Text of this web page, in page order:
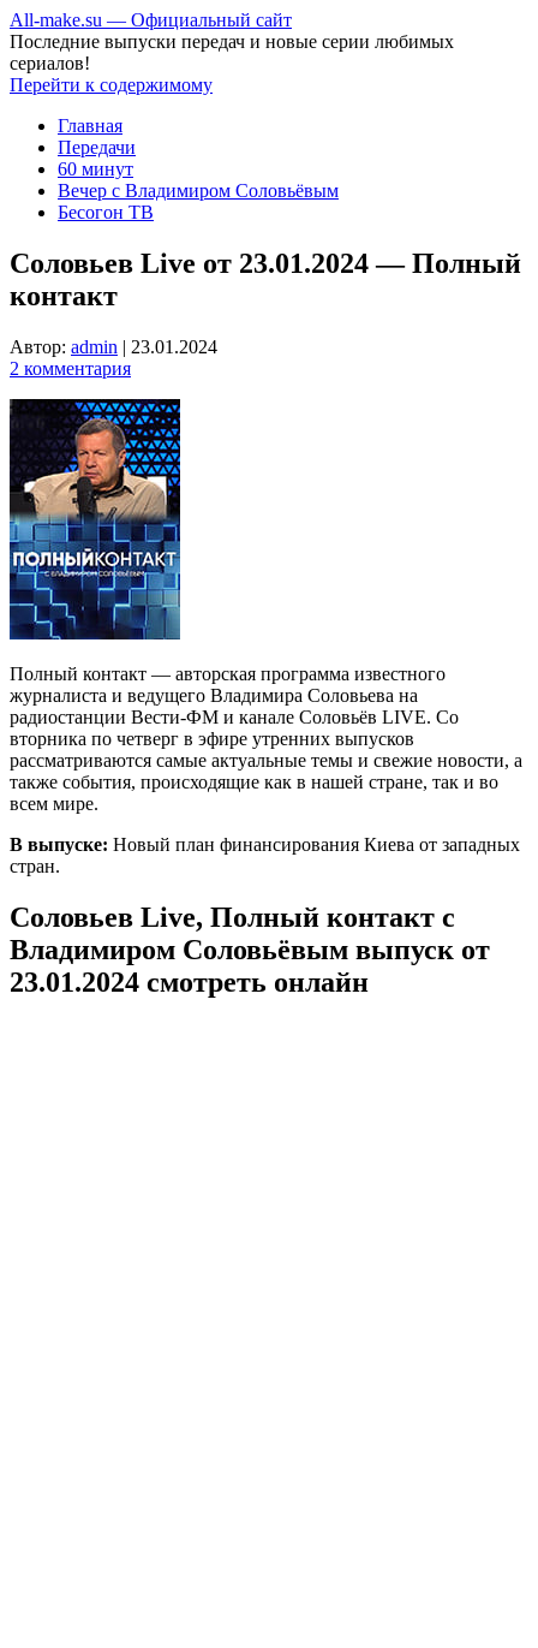
All-make.su — Официальный сайт
Последние выпуски передач и новые серии любимых
сериалов!
Перейти к содержимому
Главная
Передачи
60 минут
Вечер с Владимиром Соловьёвым
Бесогон ТВ
Соловьев Live от 23.01.2024 — Полный
контакт
Автор: admin | 23.01.2024
2 комментария
Полный контакт — авторская программа известного
журналиста и ведущего Владимира Соловьева на
радиостанции Вести-ФМ и канале Соловьёв LIVE. Со
вторника по четверг в эфире утренних выпусков
рассматриваются самые актуальные темы и свежие новости, а
также события, происходящие как в нашей стране, так и во
всем мире.
В выпуске: Новый план финансирования Киева от западных
стран.
Соловьев Live, Полный контакт с
Владимиром Соловьёвым выпуск от
23.01.2024 смотреть онлайн